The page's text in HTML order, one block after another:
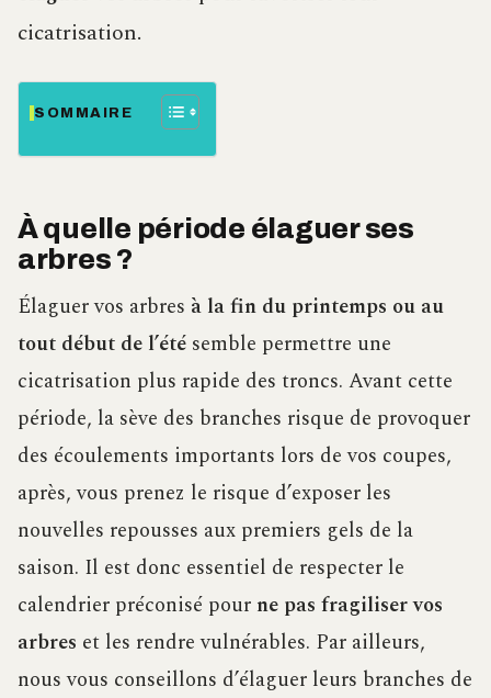
cicatrisation.
SOMMAIRE
À quelle période élaguer ses
arbres ?
Élaguer vos arbres à la fin du printemps ou au
tout début de l’été semble permettre une
cicatrisation plus rapide des troncs. Avant cette
période, la sève des branches risque de provoquer
des écoulements importants lors de vos coupes,
après, vous prenez le risque d’exposer les
nouvelles repousses aux premiers gels de la
saison. Il est donc essentiel de respecter le
calendrier préconisé pour ne pas fragiliser vos
arbres et les rendre vulnérables. Par ailleurs,
nous vous conseillons d’élaguer leurs branches de